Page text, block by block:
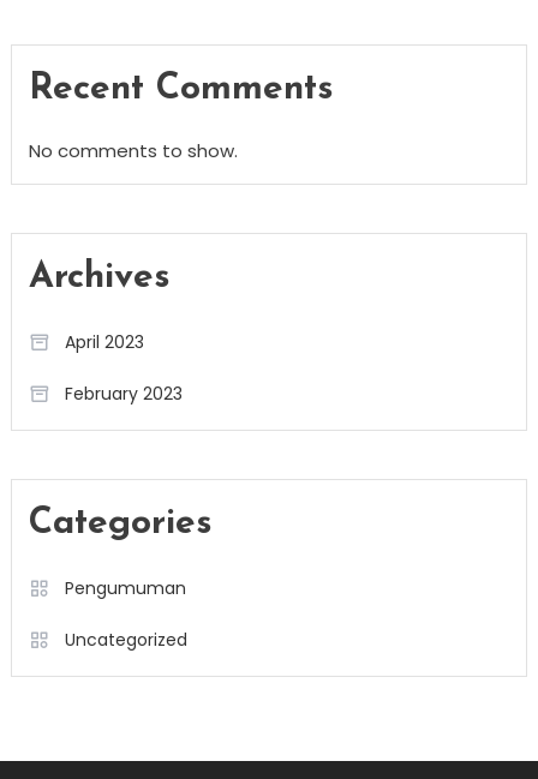
Recent Comments
No comments to show.
Archives
April 2023
February 2023
Categories
Pengumuman
Uncategorized